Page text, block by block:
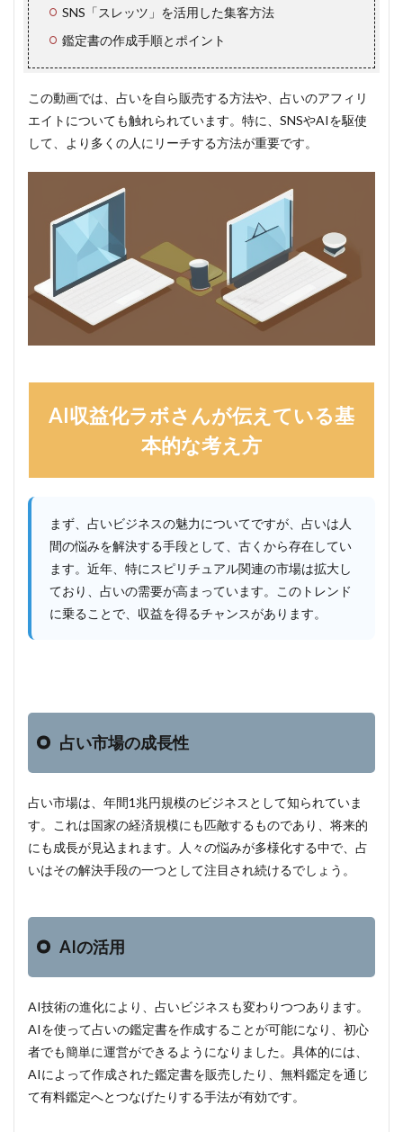
SNS「スレッツ」を活用した集客方法
鑑定書の作成手順とポイント
この動画では、占いを自ら販売する方法や、占いのアフィリ
エイトについても触れられています。特に、SNSやAIを駆使
して、より多くの人にリーチする方法が重要です。
AI収益化ラボさんが伝えている基
本的な考え方
まず、占いビジネスの魅力についてですが、占いは人
間の悩みを解決する手段として、古くから存在してい
ます。近年、特にスピリチュアル関連の市場は拡大し
ており、占いの需要が高まっています。このトレンド
に乗ることで、収益を得るチャンスがあります。
占い市場の成長性
占い市場は、年間1兆円規模のビジネスとして知られていま
す。これは国家の経済規模にも匹敵するものであり、将来的
にも成長が見込まれます。人々の悩みが多様化する中で、占
いはその解決手段の一つとして注目され続けるでしょう。
AIの活用
AI技術の進化により、占いビジネスも変わりつつあります。
AIを使って占いの鑑定書を作成することが可能になり、初心
者でも簡単に運営ができるようになりました。具体的には、
AIによって作成された鑑定書を販売したり、無料鑑定を通じ
て有料鑑定へとつなげたりする手法が有効です。